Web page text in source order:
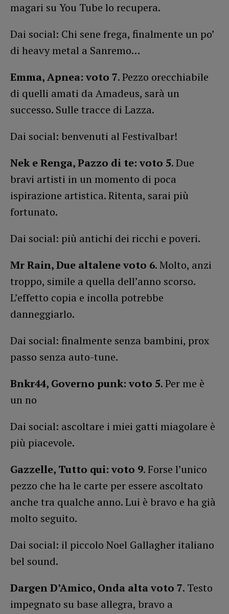
magari su You Tube lo recupera.
Dai social: Chi sene frega, finalmente un po’
di heavy metal a Sanremo…
Emma, Apnea: voto 7. Pezzo orecchiabile
di quelli amati da Amadeus, sarà un
successo. Sulle tracce di Lazza.
Dai social: benvenuti al Festivalbar!
Nek e Renga, Pazzo di te: voto 5. Due
bravi artisti in un momento di poca
ispirazione artistica. Ritenta, sarai più
fortunato.
Dai social: più antichi dei ricchi e poveri.
Mr Rain, Due altalene voto 6. Molto, anzi
troppo, simile a quella dell’anno scorso.
L’effetto copia e incolla potrebbe
danneggiarlo.
Dai social: finalmente senza bambini, prox
passo senza auto-tune.
Bnkr44, Governo punk: voto 5. Per me è
un no
Dai social: ascoltare i miei gatti miagolare è
più piacevole.
Gazzelle, Tutto qui: voto 9. Forse l’unico
pezzo che ha le carte per essere ascoltato
anche tra qualche anno. Lui è bravo e ha già
molto seguito.
Dai social: il piccolo Noel Gallagher italiano
bel sound.
Dargen D’Amico, Onda alta voto 7. Testo
impegnato su base allegra, bravo a